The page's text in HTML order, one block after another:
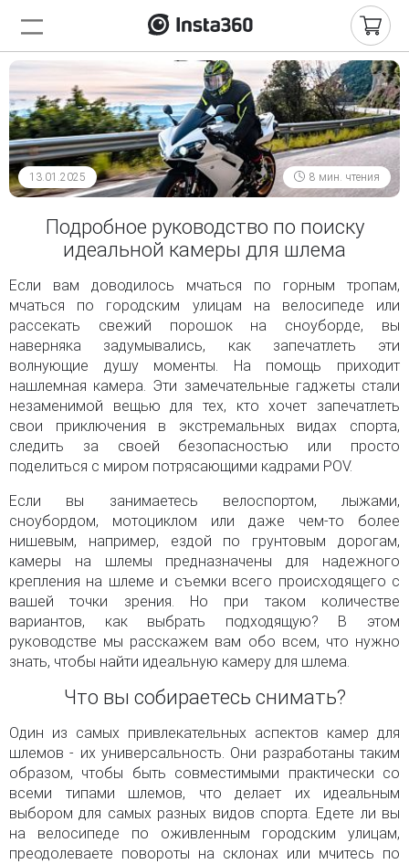
13.01.2025 8 мин. чтения
Подробное руководство по поиску
идеальной камеры для шлема
Если вам доводилось мчаться по горным тропам,
мчаться по городским улицам на велосипеде или
рассекать свежий порошок на сноуборде, вы
наверняка задумывались, как запечатлеть эти
волнующие душу моменты. На помощь приходит
нашлемная камера. Эти замечательные гаджеты стали
незаменимой вещью для тех, кто хочет запечатлеть
свои приключения в экстремальных видах спорта,
следить за своей безопасностью или просто
поделиться с миром потрясающими кадрами POV.
Если вы занимаетесь велоспортом, лыжами,
сноубордом, мотоциклом или даже чем-то более
нишевым, например, ездой по грунтовым дорогам,
камеры на шлемы предназначены для надежного
крепления на шлеме и съемки всего происходящего с
вашей точки зрения. Но при таком количестве
вариантов, как выбрать подходящую? В этом
руководстве мы расскажем вам обо всем, что нужно
знать, чтобы найти идеальную камеру для шлема.
Что вы собираетесь снимать?
Один из самых привлекательных аспектов камер для
шлемов - их универсальность. Они разработаны таким
образом, чтобы быть совместимыми практически со
всеми типами шлемов, что делает их идеальным
выбором для самых разных видов спорта. Едете ли вы
на велосипеде по оживленным городским улицам,
преодолеваете повороты на склонах или мчитесь по